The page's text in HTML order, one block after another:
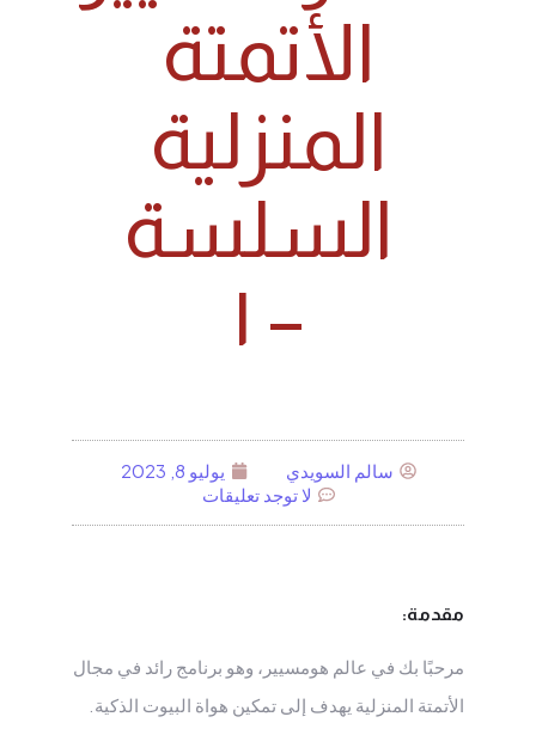
الأتمتة
المنزلية
السلسة
سالم السويدي
يوليو 8, 2023
لا توجد تعليقات
مقدمة:
مرحبًا بك في عالم هومسيير، وهو برنامج رائد في مجال
الأتمتة المنزلية يهدف إلى تمكين هواة البيوت الذكية.